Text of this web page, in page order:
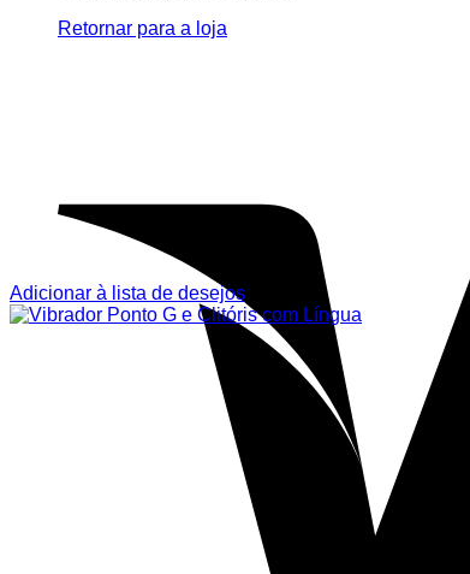
Retornar para a loja
Adicionar à lista de desejos